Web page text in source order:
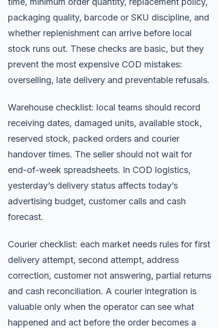
packaging quality, barcode or SKU discipline, and
whether replenishment can arrive before local
stock runs out. These checks are basic, but they
prevent the most expensive COD mistakes:
overselling, late delivery and preventable refusals.
Warehouse checklist: local teams should record
receiving dates, damaged units, available stock,
reserved stock, packed orders and courier
handover times. The seller should not wait for
end-of-week spreadsheets. In COD logistics,
yesterday’s delivery status affects today’s
advertising budget, customer calls and cash
forecast.
Courier checklist: each market needs rules for first
delivery attempt, second attempt, address
correction, customer not answering, partial returns
and cash reconciliation. A courier integration is
valuable only when the operator can see what
happened and act before the order becomes a